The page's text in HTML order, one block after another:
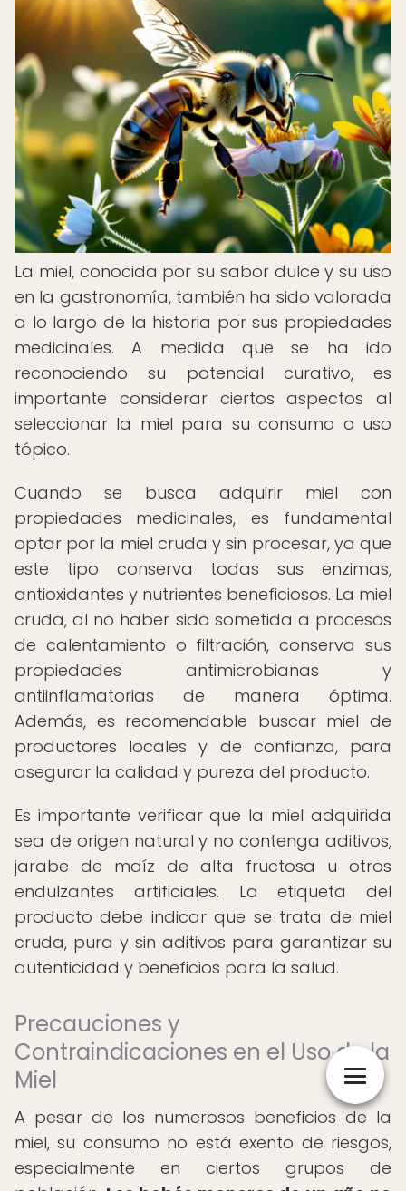
La miel, conocida por su sabor dulce y su uso
en la gastronomía, también ha sido valorada
a lo largo de la historia por sus propiedades
medicinales. A medida que se ha ido
reconociendo su potencial curativo, es
importante considerar ciertos aspectos al
seleccionar la miel para su consumo o uso
tópico.
Cuando se busca adquirir miel con
propiedades medicinales, es fundamental
optar por la miel cruda y sin procesar, ya que
este tipo conserva todas sus enzimas,
antioxidantes y nutrientes beneficiosos. La miel
cruda, al no haber sido sometida a procesos
de calentamiento o filtración, conserva sus
propiedades antimicrobianas y
antiinflamatorias de manera óptima.
Además, es recomendable buscar miel de
productores locales y de confianza, para
asegurar la calidad y pureza del producto.
Es importante verificar que la miel adquirida
sea de origen natural y no contenga aditivos,
jarabe de maíz de alta fructosa u otros
endulzantes artificiales. La etiqueta del
producto debe indicar que se trata de miel
cruda, pura y sin aditivos para garantizar su
autenticidad y beneficios para la salud.
Precauciones y
Contraindicaciones en el Uso de la
Miel
A pesar de los numerosos beneficios de la
miel, su consumo no está exento de riesgos,
especialmente en ciertos grupos de